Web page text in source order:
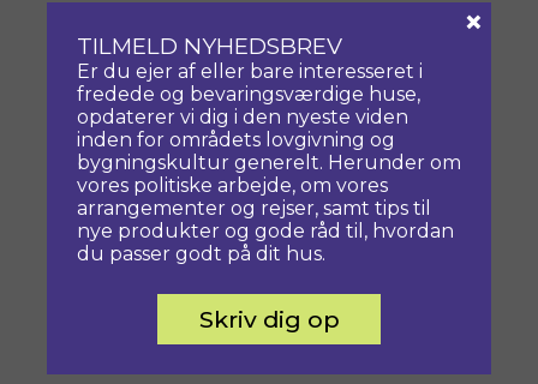
TILMELD NYHEDSBREV
Er du ejer af eller bare interesseret i
fredede og bevaringsværdige huse,
opdaterer vi dig i den nyeste viden
inden for områdets lovgivning og
bygningskultur generelt. Herunder om
vores politiske arbejde, om vores
arrangementer og rejser, samt tips til
nye produkter og gode råd til, hvordan
du passer godt på dit hus.
Skriv dig op
×